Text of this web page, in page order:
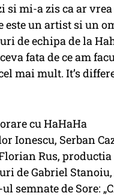
si mi-a zis ca ar vrea
este un artist si un
de echipa de la
fata de ce am
mai mult. It’s
cu HaHaHa
Ionescu, Serban
Rus, productia
de Gabriel
semnate de Sore: